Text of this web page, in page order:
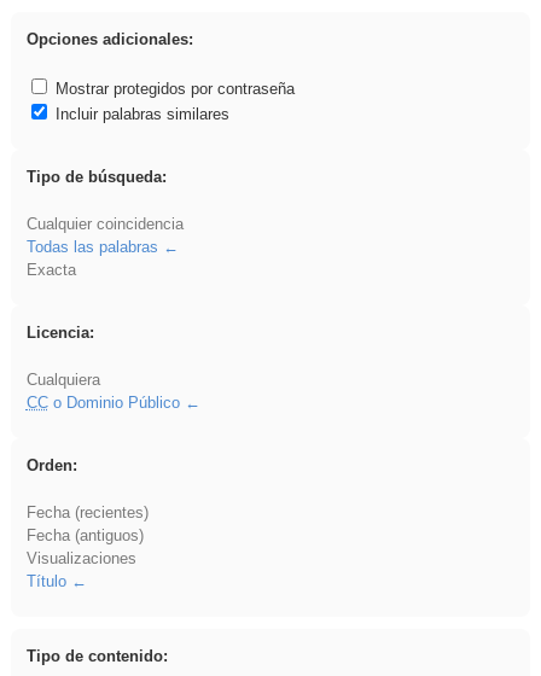
Opciones adicionales:
Mostrar protegidos por contraseña
Incluir palabras similares
Tipo de búsqueda:
Cualquier coincidencia
Todas las palabras
Exacta
Licencia:
Cualquiera
CCo Dominio Público
Orden:
Fecha (recientes)
Fecha (antiguos)
Visualizaciones
Título
Tipo de contenido: